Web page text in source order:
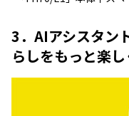
3．AIアシスタン
らしをもっと楽し